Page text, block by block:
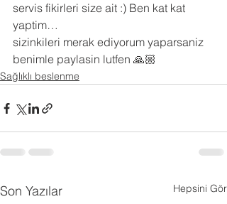
servis fikirleri size ait :) Ben kat kat
yaptim…
sizinkileri merak ediyorum yaparsaniz
benimle paylasin lutfen 🙏🏼
Sağlıklı beslenme
Son Yazılar Hepsini Gör